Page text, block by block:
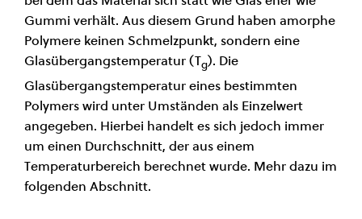
Gummi verhält. Aus diesem Grund haben amorphe
Polymere keinen Schmelzpunkt, sondern eine
Glasübergangstemperatur (Tg). Die
Glasübergangstemperatur eines bestimmten
Polymers wird unter Umständen als Einzelwert
angegeben. Hierbei handelt es sich jedoch immer
um einen Durchschnitt, der aus einem
Temperaturbereich berechnet wurde. Mehr dazu im
folgenden Abschnitt.